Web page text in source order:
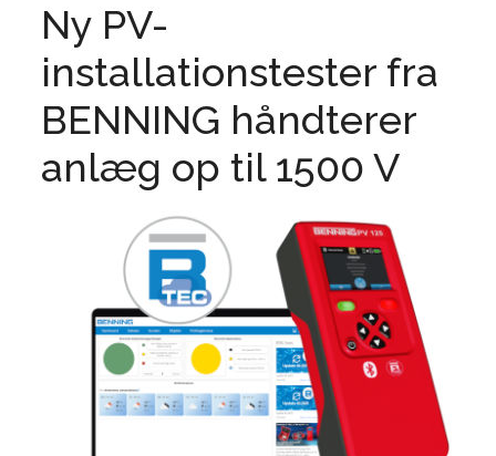
Ny PV-
installationstester fra
BENNING håndterer
anlæg op til 1500 V